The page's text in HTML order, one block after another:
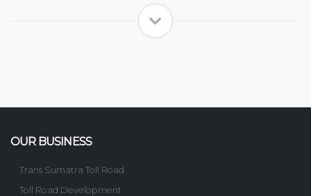
OUR BUSINESS
Trans Sumatra Toll Road
Toll Road Development